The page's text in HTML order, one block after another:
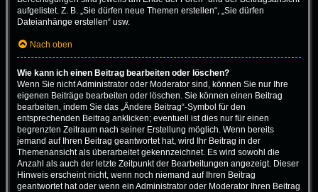
aufgelistet. Z. B. „Sie dürfen neue Themen erstellen“, „Sie dürfen
Dateianhänge erstellen“ usw.
Nach oben
Wie kann ich einen Beitrag bearbeiten oder löschen?
Wenn Sie nicht Administrator oder Moderator sind, können Sie nur Ihre
eigenen Beiträge bearbeiten oder löschen. Sie können einen Beitrag
bearbeiten, indem Sie das „Ändere Beitrag“-Symbol für den
entsprechenden Beitrag anklicken; eventuell ist dies nur für einen
begrenzten Zeitraum nach seiner Erstellung möglich. Wenn bereits
jemand auf Ihren Beitrag geantwortet hat, wird Ihr Beitrag in der
Themenansicht als überarbeitet gekennzeichnet. Es wird sowohl die
Anzahl als auch der letzte Zeitpunkt der Bearbeitungen angezeigt. Dieser
Hinweis erscheint nicht, wenn noch niemand auf Ihren Beitrag
geantwortet hat oder wenn ein Administrator oder Moderator Ihren Beitrag